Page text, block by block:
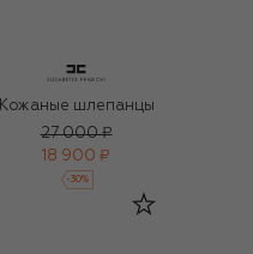
Кожаные шлепанцы
27 000 ₽
18 900 ₽
-30%